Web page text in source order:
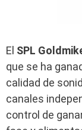
El SPL
que se ha
calidad de
canales
control de